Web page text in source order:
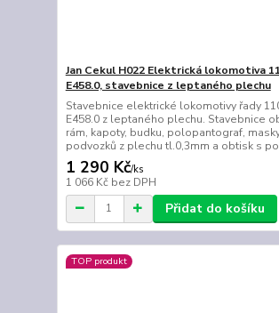
Jan Cekul H022 Elektrická lokomotiva
E458.0, stavebnice z leptaného plechu
Stavebnice elektrické lokomotivy řady
E458.0 z leptaného plechu. Stavebnice
rám, kapoty, budku, polopantograf,
podvozků z plechu tl.0,3mm a obtisk s
1 290 Kč/ks
1 066 Kč bez DPH
Přidat do košíku
TOP produkt